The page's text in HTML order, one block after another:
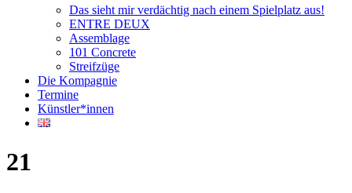
Das sieht mir verdächtig nach einem Spielplatz aus!
ENTRE DEUX
Assemblage
101 Concrete
Streifzüge
Die Kompagnie
Termine
Künstler*innen
21